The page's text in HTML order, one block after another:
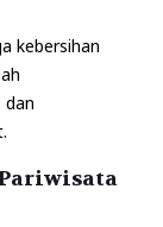
kebersihan
dan